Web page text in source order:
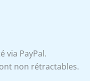
via PayPal.
non rétractables.